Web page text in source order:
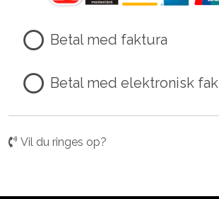
Betal med faktura
Betal med elektronisk
Vil du ringes op?